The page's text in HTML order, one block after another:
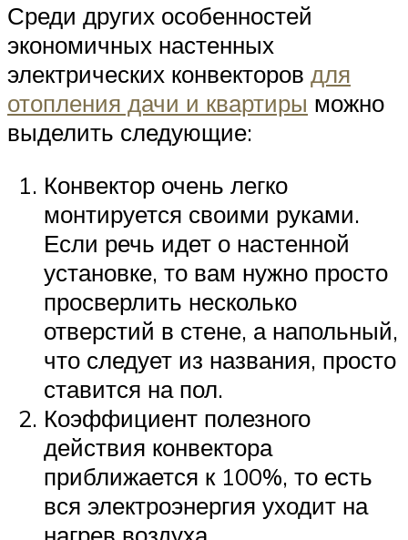
Среди других особенностей
экономичных настенных
электрических конвекторов для
отопления дачи и квартиры можно
выделить следующие:
Конвектор очень легко
монтируется своими руками.
Если речь идет о настенной
установке, то вам нужно просто
просверлить несколько
отверстий в стене, а напольный,
что следует из названия, просто
ставится на пол.
Коэффициент полезного
действия конвектора
приближается к 100%, то есть
вся электроэнергия уходит на